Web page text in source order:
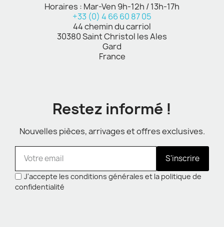
Horaires : Mar-Ven 9h-12h / 13h-17h
+33 (0) 4 66 60 87 05
44 chemin du carriol
30380 Saint Christol les Ales
Gard
France
Restez informé !
Nouvelles pièces, arrivages et offres exclusives.
S'inscrire
J'accepte les conditions générales et la politique de
confidentialité